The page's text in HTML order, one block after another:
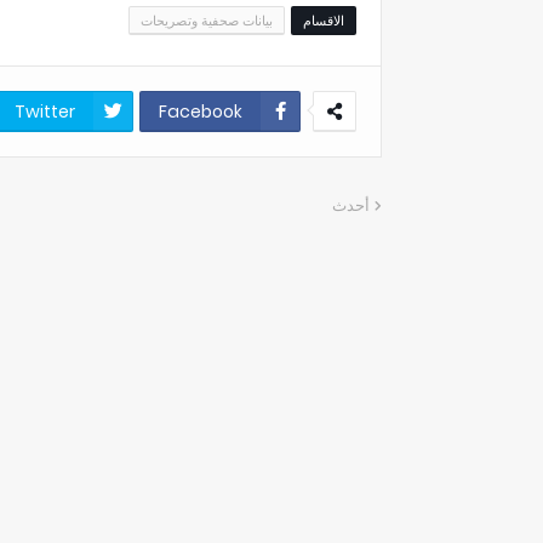
الاقسام بيانات صحفية وتصريحات
Facebook
Twitter
أحدث